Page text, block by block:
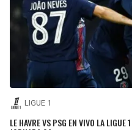
LIGUE 1
LE HAVRE VS PSG EN VIVO LA